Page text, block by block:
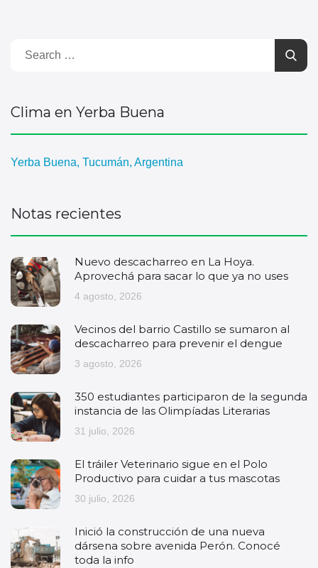
Clima en Yerba Buena
Yerba Buena, Tucumán, Argentina
Notas recientes
Nuevo descacharreo en La Hoya.
Aprovechá para sacar lo que ya no uses
4 agosto, 2026
Vecinos del barrio Castillo se sumaron al
descacharreo para prevenir el dengue
3 agosto, 2026
350 estudiantes participaron de la segunda
instancia de las Olimpíadas Literarias
31 julio, 2026
El tráiler Veterinario sigue en el Polo
Productivo para cuidar a tus mascotas
30 julio, 2026
Inició la construcción de una nueva
dársena sobre avenida Perón. Conocé
toda la info